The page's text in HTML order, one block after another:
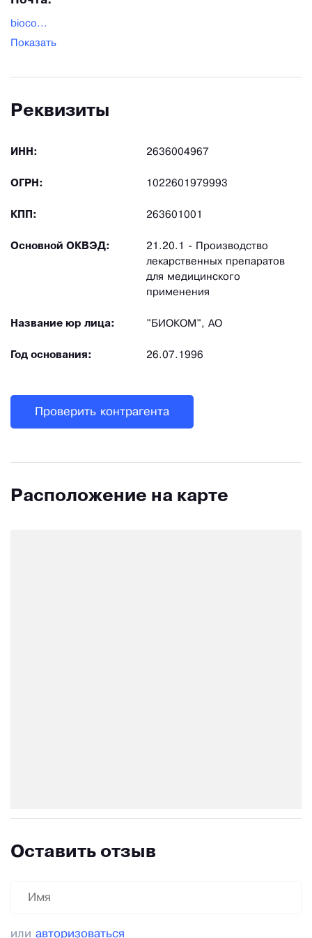
bioco...
Показать
Реквизиты
ИНН: 2636004967
ОГРН: 1022601979993
КПП: 263601001
Основной ОКВЭД:
21.20.1 - Производство
лекарственных препаратов
для медицинского
применения
Название юр лица: "БИОКОМ", АО
Год основания: 26.07.1996
Проверить контрагента
Расположение на карте
Оставить отзыв
или авторизоваться